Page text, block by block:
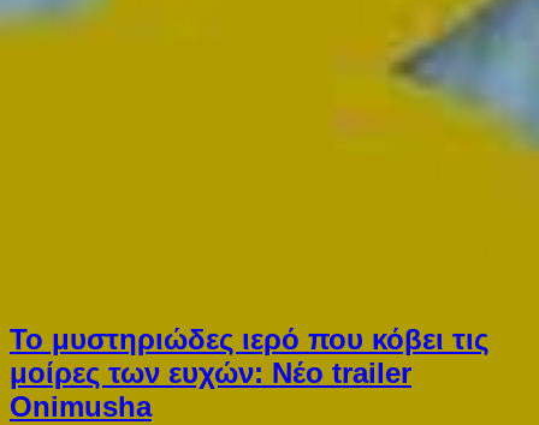
Το μυστηριώδες ιερό που κόβει τις
μοίρες των ευχών: Νέο trailer
Onimusha